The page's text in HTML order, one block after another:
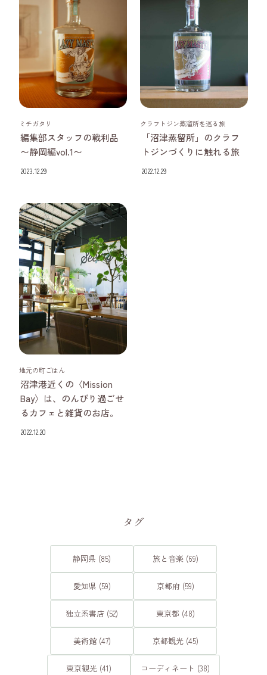
2023.12.29
ミチガタリ
編集部スタッフの戦利品
〜静岡編vol.1〜
2022.12.29
クラフトジン蒸溜所を巡る旅
「沼津蒸留所」のクラフ
トジンづくりに触れる旅
2022.12.20
地元の町ごはん
沼津港近くの〈Mission
Bay〉は、のんびり過ごせ
るカフェと雑貨のお店。
タグ
静岡県 (85) 旅と音楽 (69)
愛知県 (59) 京都府 (59)
独立系書店 (52) 東京都 (48)
美術館 (47) 京都観光 (45)
東京観光 (41) コーディネート (38)